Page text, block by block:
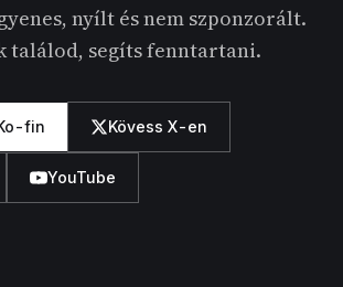
nyílt és nem szponzorált.
találod, segíts fenntartani.
fin Kövess X-en
YouTube